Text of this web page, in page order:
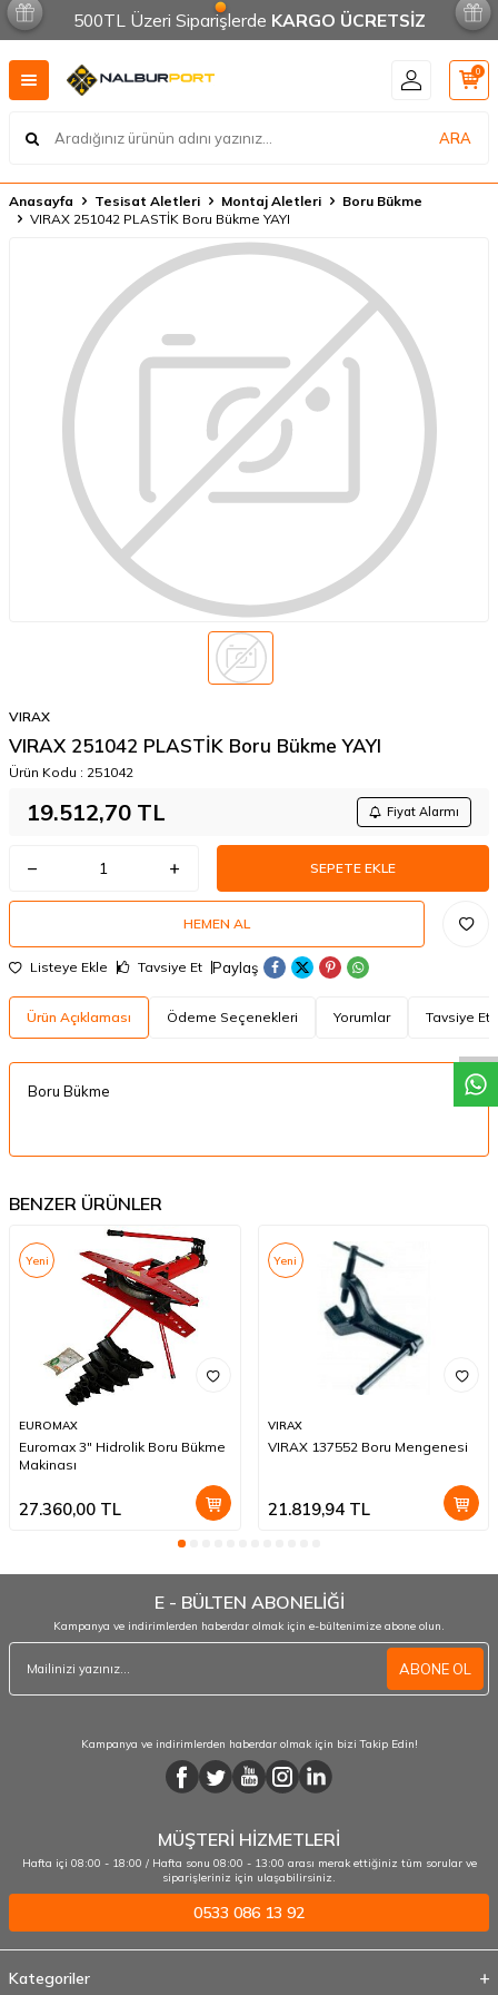
W
h
a
t
a
p
p
D
e
s
t
e
H
a
t
t
500TL Üzeri Siparişlerde KARGO ÜCRETSİZ
ARA
0
Anasayfa Tesisat Aletleri Montaj Aletleri
Boru Bükme
VIRAX 251042 PLASTİK Boru Bükme YAYI
VIRAX
VIRAX 251042 PLASTİK Boru Bükme YAYI
Ürün Kodu : 251042
19.512,70 TL Fiyat Alarmı
SEPETE EKLE
HEMEN AL
Listeye Ekle Tavsiye Et Paylaş
Ürün Açıklaması Ödeme Seçenekleri Yorumlar Tavsiye Et
Boru Bükme
BENZER ÜRÜNLER
Yeni
EUROMAX
Euromax 3" Hidrolik Boru Bükme
Makinası
27.360,00 TL
Yeni
VIRAX
VIRAX 137552 Boru Mengenesi
21.819,94TL
E - BÜLTEN ABONELİĞİ
Kampanya ve indirimlerden haberdar olmak için e-bültenimize abone olun.
ABONE OL
Kampanya ve indirimlerden haberdar olmak için bizi Takip Edin!
MÜŞTERİ HİZMETLERİ
Hafta içi 08:00 - 18:00 / Hafta sonu 08:00 - 13:00 arası merak ettiğiniz tüm sorular ve
siparişleriniz için ulaşabilirsiniz.
0533 086 13 92
Kategoriler